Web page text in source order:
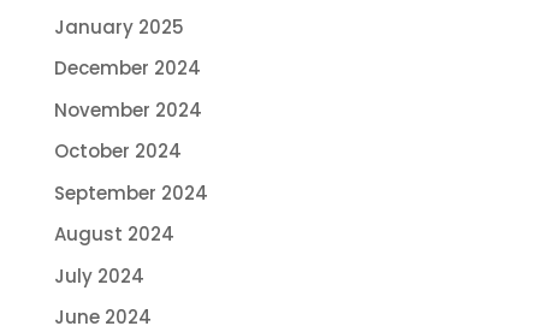
January 2025
December 2024
November 2024
October 2024
September 2024
August 2024
July 2024
June 2024